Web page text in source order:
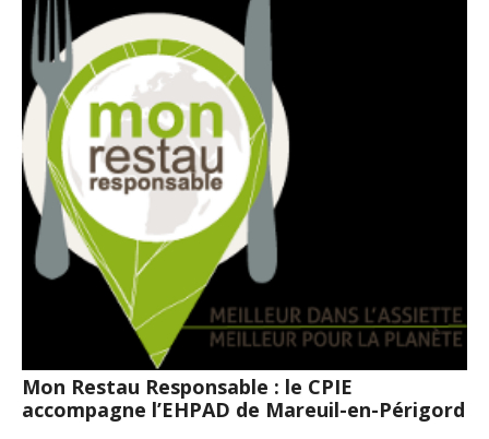
Mon Restau Responsable : le CPIE
accompagne l’EHPAD de Mareuil-en-Périgord